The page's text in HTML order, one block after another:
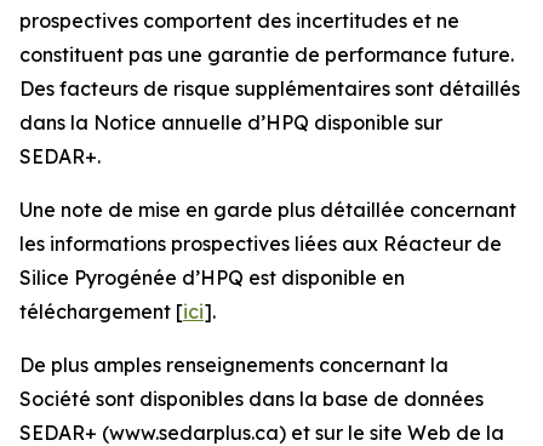
prospectives comportent des incertitudes et ne
constituent pas une garantie de performance future.
Des facteurs de risque supplémentaires sont détaillés
dans la Notice annuelle d’HPQ disponible sur
SEDAR+.
Une note de mise en garde plus détaillée concernant
les informations prospectives liées aux Réacteur de
Silice Pyrogénée d’HPQ est disponible en
téléchargement [ici].
De plus amples renseignements concernant la
Société sont disponibles dans la base de données
SEDAR+ (www.sedarplus.ca) et sur le site Web de la